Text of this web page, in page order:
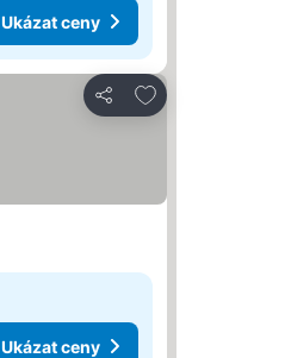
Ukázat ceny
Sdílet
Přidat na
Ukázat ceny